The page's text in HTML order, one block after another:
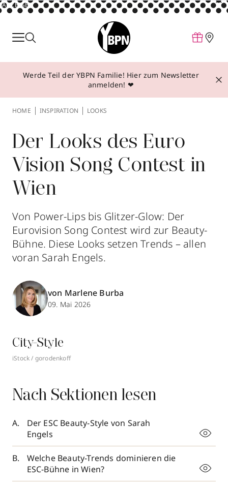
ANZEIGE
Parfum
Make-up
Behandlungen
Über YBPN
Aktionen
Storefinder
Werde Teil der YBPN Familie! Hier zum Newsletter
anmelden! ❤
HOME INSPIRATION LOOKS
Der Looks des Euro
Vision Song Contest in
Wien
Von Power-Lips bis Glitzer-Glow: Der
Eurovision Song Contest wird zur Beauty-
Bühne. Diese Looks setzen Trends – allen
voran Sarah Engels.
von Marlene Burba
09. Mai 2026
City-Style
iStock / gorodenkoff
Nach Sektionen lesen
Der ESC Beauty-Style von Sarah
Engels
Welche Beauty-Trends dominieren die
ESC-Bühne in Wien?